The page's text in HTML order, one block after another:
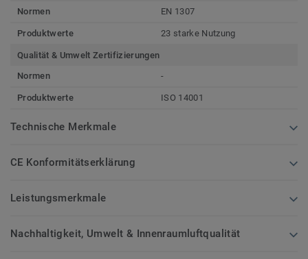
Normen EN 1307
Produktwerte 23 starke Nutzung
Qualität & Umwelt Zertifizierungen
Normen
-
Produktwerte ISO 14001
Technische Merkmale
CE Konformitätserklärung
Leistungsmerkmale
Nachhaltigkeit, Umwelt & Innenraumluftqualität